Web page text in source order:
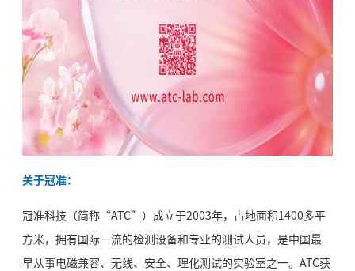
关于冠准：
冠准科技（简称“ATC”）成立于2003年，占地面积1400多平
方米，拥有国际一流的检测设备和专业的测试人员，是中国最
早从事电磁兼容、无线、安全、理化测试的实验室之一。ATC获